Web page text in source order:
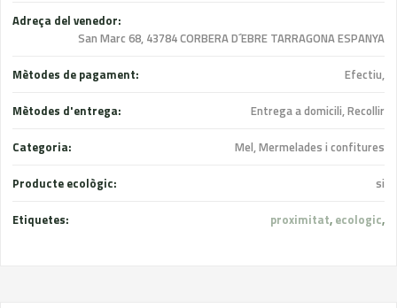
Adreça del venedor:
San Marc 68, 43784 CORBERA D´EBRE TARRAGONA ESPANYA
Mètodes de pagament: Efectiu,
Mètodes d'entrega: Entrega a domicili, Recollir
Categoria: Mel, Mermelades i confitures
Producte ecològic: si
Etiquetes: proximitat, ecologic,